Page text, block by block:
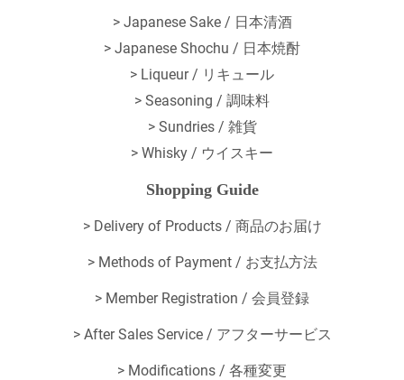
> Japanese Sake / 日本清酒
> Japanese Shochu / 日本焼酎
> Liqueur / リキュール
> Seasoning / 調味料
> Sundries / 雑貨
> Whisky / ウイスキー
Shopping Guide
> Delivery of Products / 商品のお届け
> Methods of Payment / お支払方法
> Member Registration / 会員登録
> After Sales Service / アフターサービス
> Modifications / 各種変更